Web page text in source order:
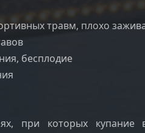
травм, плохо
бесплодие
при которых купание